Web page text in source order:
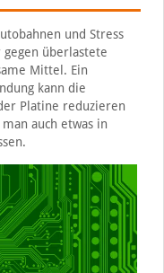
und Stress
überlastete
Mittel. Ein
kann die
Platine reduzieren
auch etwas in